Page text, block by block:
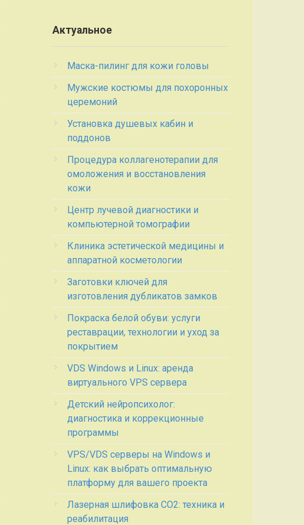
Актуальное
Маска-пилинг для кожи головы
Мужские костюмы для похоронных
церемоний
Установка душевых кабин и
поддонов
Процедура коллагенотерапии для
омоложения и восстановления
кожи
Центр лучевой диагностики и
компьютерной томографии
Клиника эстетической медицины и
аппаратной косметологии
Заготовки ключей для
изготовления дубликатов замков
Покраска белой обуви: услуги
реставрации, технологии и уход за
покрытием
VDS Windows и Linux: аренда
виртуального VPS сервера
Детский нейропсихолог:
диагностика и коррекционные
программы
VPS/VDS серверы на Windows и
Linux: как выбрать оптимальную
платформу для вашего проекта
Лазерная шлифовка СО2: техника и
реабилитация